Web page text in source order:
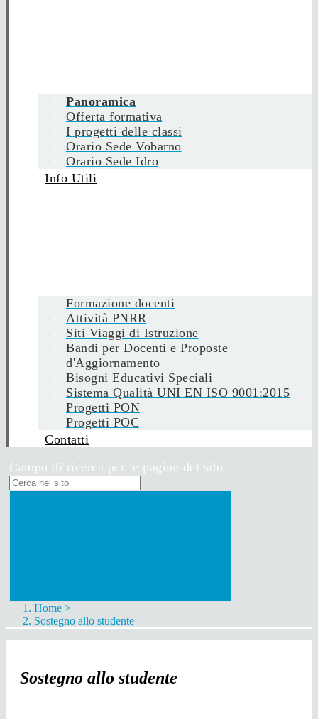
Panoramica
Offerta formativa
I progetti delle classi
Orario Sede Vobarno
Orario Sede Idro
Info Utili
Formazione docenti
Attività PNRR
Siti Viaggi di Istruzione
Bandi per Docenti e Proposte
d'Aggiornamento
Bisogni Educativi Speciali
Sistema Qualità UNI EN ISO 9001:2015
Progetti PON
Progetti POC
Contatti
Campo di ricerca per le pagine del sito
Home >
Sostegno allo studente
Sostegno allo studente